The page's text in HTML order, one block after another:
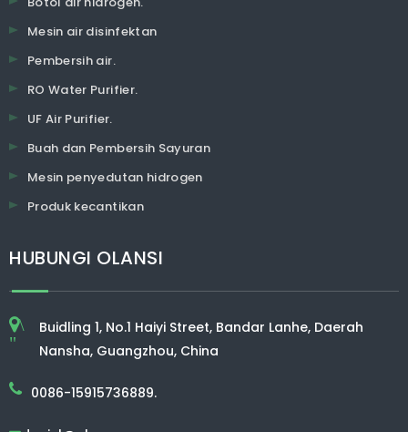
Mesin air disinfektan
Pembersih air.
RO Water Purifier.
UF Air Purifier.
Buah dan Pembersih Sayuran
Mesin penyedutan hidrogen
Produk kecantikan
HUBUNGI OLANSI
\
"
Buidling 1, No.1 Haiyi Street, Bandar Lanhe, Daerah
Nansha, Guangzhou, China
0086-15915736889.